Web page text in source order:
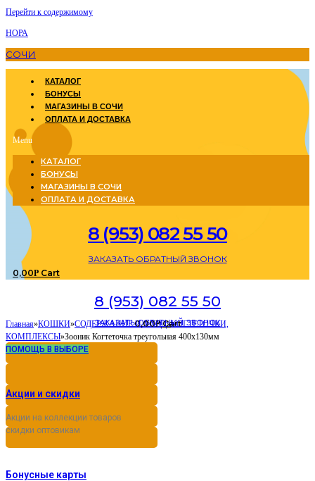
Перейти к содержимому
НОРА
СОЧИ
КАТАЛОГ
БОНУСЫ
МАГАЗИНЫ В СОЧИ
ОПЛАТА И ДОСТАВКА
Menu
КАТАЛОГ
БОНУСЫ
МАГАЗИНЫ В СОЧИ
ОПЛАТА И ДОСТАВКА
8 (953) 082 55 50
ЗАКАЗАТЬ ОБРАТНЫЙ ЗВОНОК
0,00Р Cart
8 (953) 082 55 50
ЗАКАЗАТЬ ОБРАТНЫЙ ЗВОНОК
0,00Р Cart
Главная»КОШКИ»СОДЕРЖАНИЕ И УХОД»КОГТЕТОЧКИ,
КОМПЛЕКСЫ»Зооник Когтеточка треугольная 400х130мм
ПОМОЩЬ В ВЫБОРЕ
Акции и скидки
Акции на коллекции товаров
скидки оптовикам
Бонусные карты